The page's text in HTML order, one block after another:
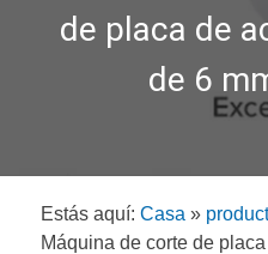
de placa de
de 6
Estás aquí: Casa »
Máquina de corte de